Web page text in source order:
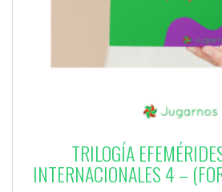
TRILOGÍA
INTERNACIONALES 4 –